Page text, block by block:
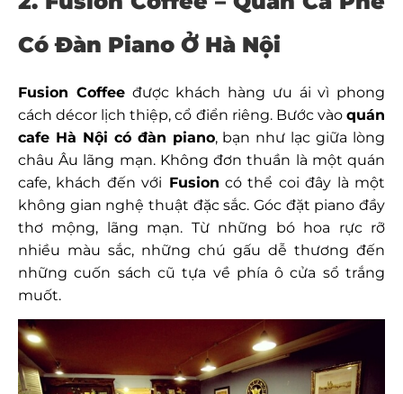
Có Đàn Piano Ở Hà Nội
Fusion Coffeeđược khách hàng ưu ái vì phong
cách décor lịch thiệp, cổ điển riêng. Bước vào quán
cafe Hà Nội có đàn piano, bạn như lạc giữa lòng
châu Âu lãng mạn. Không đơn thuần là một quán
cafe, khách đến với Fusion có thể coi đây là một
không gian nghệ thuật đặc sắc. Góc đặt piano đầy
thơ mộng, lãng mạn. Từ những bó hoa rực rỡ
nhiều màu sắc, những chú gấu dễ thương đến
những cuốn sách cũ tựa về phía ô cửa sổ trắng
muốt.